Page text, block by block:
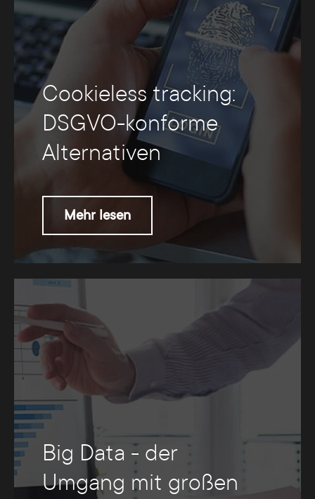
Cookieless tracking:
DSGVO-konforme
Alternativen
Mehr lesen
Big Data - der
Umgang mit großen